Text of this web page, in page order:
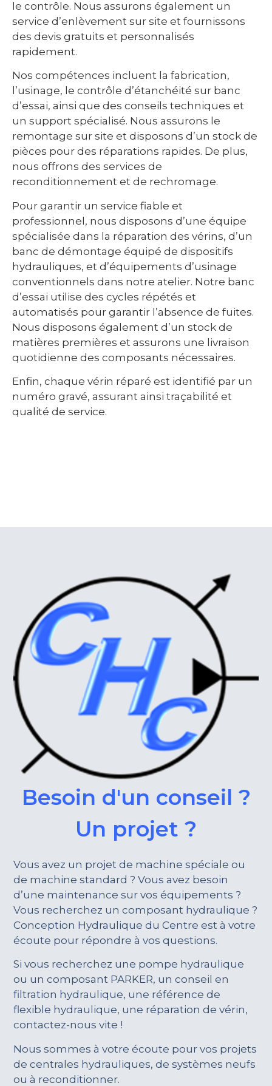
le contrôle. Nous assurons également un
service d’enlèvement sur site et fournissons
des devis gratuits et personnalisés
rapidement.
Nos compétences incluent la fabrication,
l’usinage, le contrôle d’étanchéité sur banc
d’essai, ainsi que des conseils techniques et
un support spécialisé. Nous assurons le
remontage sur site et disposons d’un stock de
pièces pour des réparations rapides. De plus,
nous offrons des services de
reconditionnement et de rechromage.
Pour garantir un service fiable et
professionnel, nous disposons d’une équipe
spécialisée dans la réparation des vérins, d’un
banc de démontage équipé de dispositifs
hydrauliques, et d’équipements d’usinage
conventionnels dans notre atelier. Notre banc
d’essai utilise des cycles répétés et
automatisés pour garantir l’absence de fuites.
Nous disposons également d’un stock de
matières premières et assurons une livraison
quotidienne des composants nécessaires.
Enfin, chaque vérin réparé est identifié par un
numéro gravé, assurant ainsi traçabilité et
qualité de service.
Besoin d'un conseil ?
Un projet ?
Vous avez un projet de machine spéciale ou
de machine standard ? Vous avez besoin
d’une maintenance sur vos équipements ?
Vous recherchez un composant hydraulique ?
Conception Hydraulique du Centre est à votre
écoute pour répondre à vos questions.
Si vous recherchez une pompe hydraulique
ou un composant PARKER, un conseil en
filtration hydraulique, une référence de
flexible hydraulique, une réparation de vérin,
contactez-nous vite !
Nous sommes à votre écoute pour vos projets
de centrales hydrauliques, de systèmes neufs
ou à reconditionner.